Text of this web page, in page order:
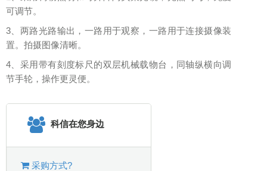
可调节。
3、两路光路输出，一路用于观察，一路用于连接摄像装
置。拍摄图像清晰。
4、采用带有刻度标尺的双层机械载物台，同轴纵横向调
节手轮，操作更灵便。
科信在您身边
采购方式?